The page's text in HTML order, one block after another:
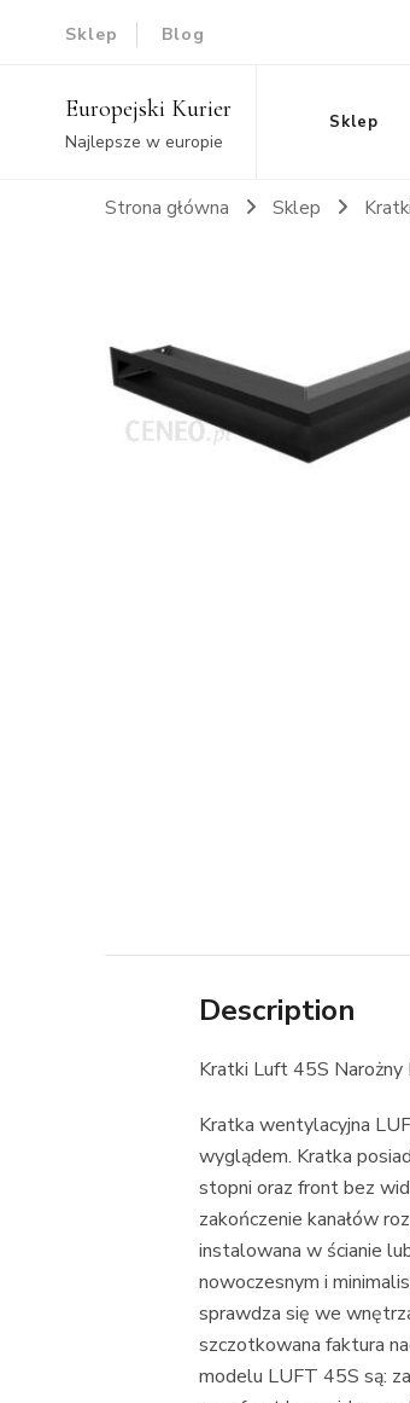
Sklep Blog
Europejski Kurier
Najlepsze w europie
Sklep
Strona główna Sklep Kratki
Description
Kratki Luft 45S
Kratka wentylacyjna
wyglądem. Kratka
stopni oraz front bez
zakończenie kanałów
instalowana w ścianie
nowoczesnym i
sprawdza się we
szczotkowana faktura
modelu LUFT 45S są: